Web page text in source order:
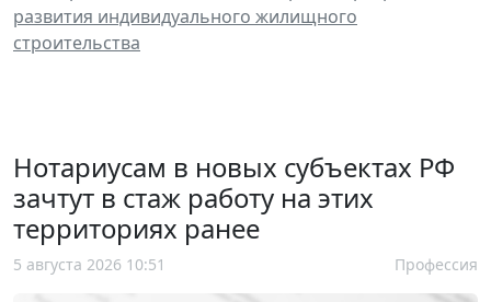
развития индивидуального жилищного
строительства
Нотариусам в новых субъектах РФ
зачтут в стаж работу на этих
территориях ранее
5 августа 2026 10:51 Профессия